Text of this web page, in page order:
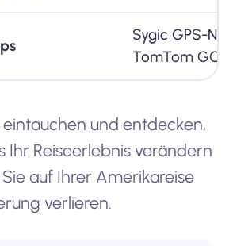
Sygic GPS-
TomTom GO-
eintauchen und entdecken,
Ihr Reiseerlebnis verändern
auf Ihrer Amerikareise
verlieren.